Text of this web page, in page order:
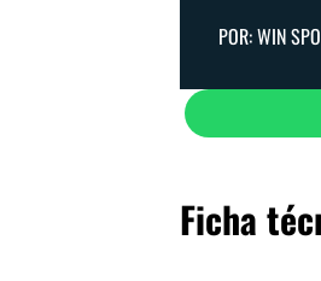
POR: WIN
Ficha